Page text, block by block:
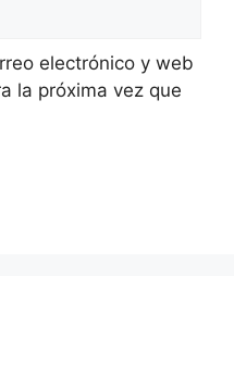
electrónico y web
la próxima vez que